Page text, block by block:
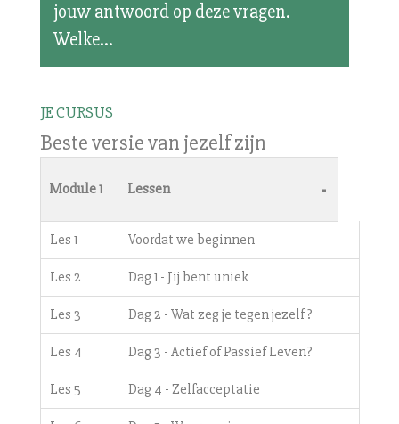
jouw antwoord op deze vragen.
Welke...
JE CURSUS
Beste versie van jezelf zijn
Module 1 Lessen -
Les 1 Voordat we beginnen
Les 2 Dag 1 - Jij bent uniek
Les 3 Dag 2 - Wat zeg je tegen jezelf?
Les 4 Dag 3 - Actief of Passief Leven?
Les 5 Dag 4 - Zelfacceptatie